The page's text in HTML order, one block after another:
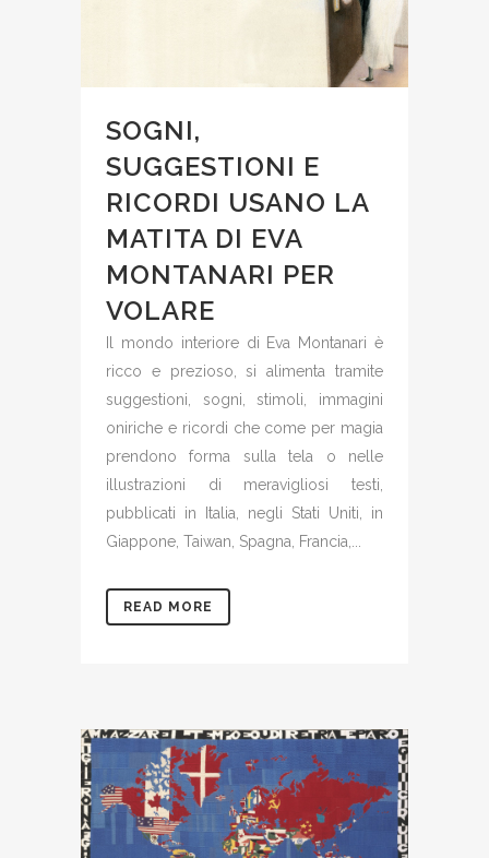
SOGNI,
SUGGESTIONI E
RICORDI USANO LA
MATITA DI EVA
MONTANARI PER
VOLARE
Il mondo interiore di Eva Montanari è
ricco e prezioso, si alimenta tramite
suggestioni, sogni, stimoli, immagini
oniriche e ricordi che come per magia
prendono forma sulla tela o nelle
illustrazioni di meravigliosi testi,
pubblicati in Italia, negli Stati Uniti, in
Giappone, Taiwan, Spagna, Francia,...
READ MORE